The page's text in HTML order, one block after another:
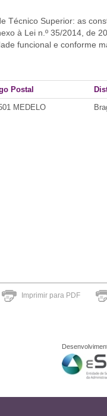
Técnico Superior: as
à Lei n.º 35/2014, de
funcional e conforme
Postal
MEDELO
Imprimir para PDF